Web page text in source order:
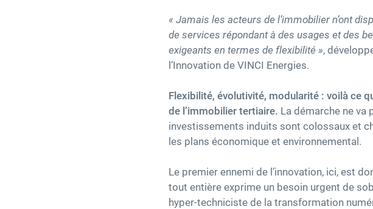
« Jamais les acteurs de l’immobilier n’ont
de services répondant à des usages et des
exigeants en termes de flexibilité »,
l’Innovation de VINCI Energies.
Flexibilité, évolutivité, modularité : voilà ce
de l’immobilier tertiaire. La démarche ne va
investissements induits sont colossaux et
les plans économique et environnemental.
Le premier ennemi de l’innovation, ici, est
tout entière exprime un besoin urgent de
hyper-techniciste de la transformation